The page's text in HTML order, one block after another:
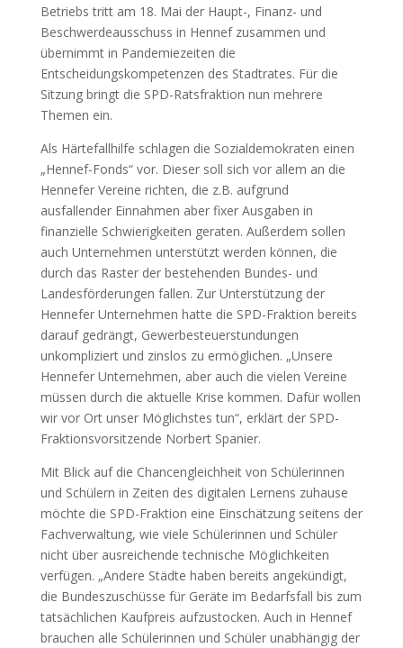
Betriebs tritt am 18. Mai der Haupt-, Finanz- und
Beschwerdeausschuss in Hennef zusammen und
übernimmt in Pandemiezeiten die
Entscheidungskompetenzen des Stadtrates. Für die
Sitzung bringt die SPD-Ratsfraktion nun mehrere
Themen ein.
Als Härtefallhilfe schlagen die Sozialdemokraten einen
„Hennef-Fonds“ vor. Dieser soll sich vor allem an die
Hennefer Vereine richten, die z.B. aufgrund
ausfallender Einnahmen aber fixer Ausgaben in
finanzielle Schwierigkeiten geraten. Außerdem sollen
auch Unternehmen unterstützt werden können, die
durch das Raster der bestehenden Bundes- und
Landesförderungen fallen. Zur Unterstützung der
Hennefer Unternehmen hatte die SPD-Fraktion bereits
darauf gedrängt, Gewerbesteuerstundungen
unkompliziert und zinslos zu ermöglichen. „Unsere
Hennefer Unternehmen, aber auch die vielen Vereine
müssen durch die aktuelle Krise kommen. Dafür wollen
wir vor Ort unser Möglichstes tun“, erklärt der SPD-
Fraktionsvorsitzende Norbert Spanier.
Mit Blick auf die Chancengleichheit von Schülerinnen
und Schülern in Zeiten des digitalen Lernens zuhause
möchte die SPD-Fraktion eine Einschätzung seitens der
Fachverwaltung, wie viele Schülerinnen und Schüler
nicht über ausreichende technische Möglichkeiten
verfügen. „Andere Städte haben bereits angekündigt,
die Bundeszuschüsse für Geräte im Bedarfsfall bis zum
tatsächlichen Kaufpreis aufzustocken. Auch in Hennef
brauchen alle Schülerinnen und Schüler unabhängig der